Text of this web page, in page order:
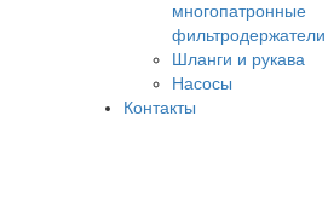
многопатронные
фильтродержатели
Шланги и рукава
Насосы
Контакты